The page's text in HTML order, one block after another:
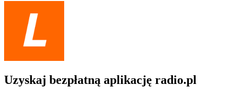
Uzyskaj bezpłatną aplikację radio.pl